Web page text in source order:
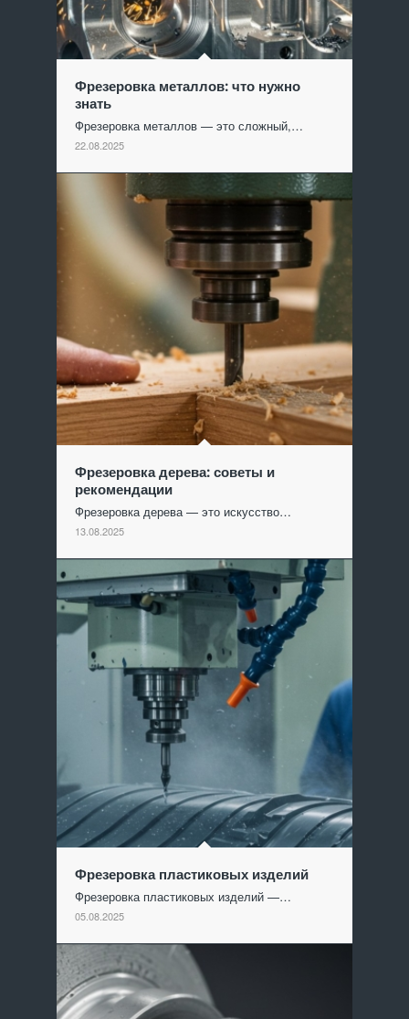
Фрезеровка металлов: что нужно
знать
Фрезеровка металлов — это сложный,…
22.08.2025
Фрезеровка дерева: советы и
рекомендации
Фрезеровка дерева — это искусство…
13.08.2025
Фрезеровка пластиковых изделий
Фрезеровка пластиковых изделий —…
05.08.2025